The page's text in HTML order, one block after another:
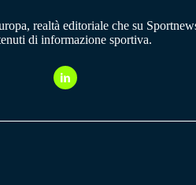
realtà editoriale che su
di informazione sportiva.